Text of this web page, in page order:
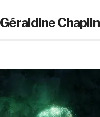
Géraldine Chaplin